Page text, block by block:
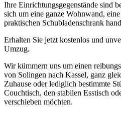
Ihre Einrichtungsgegenstände sind
sich um eine ganze Wohnwand,
praktischen Schubladenschrank
Erhalten Sie jetzt kostenlos und
Umzug.
Wir kümmern uns um einen
von Solingen nach Kassel, ganz
Zuhause oder lediglich bestimmte
Couchtisch, den stabilen Esstisch
verschieben möchten.